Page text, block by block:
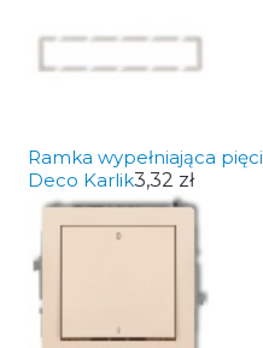
Ramka wypełniająca
Deco Karlik3,32 zł